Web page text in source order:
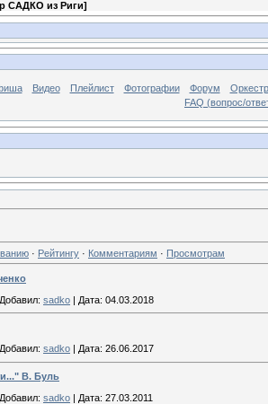
САДКО из Риги]
Видео Плейлист Фотографии Форум
FAQ (вопрос/
· Рейтингу · Комментариям · Просмотрам
Добавил: sadko | Дата: 04.03.2018
Добавил: sadko Дата: 26.06.2017
В. Буль
Добавил: sadko | Дата: 27.03.2011